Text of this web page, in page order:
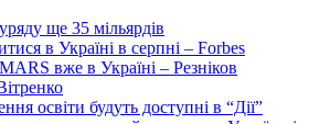
ще 35 мільярдів
в Україні в серпні – Forbes
вже в Україні – Резніков
освіти будуть доступні в “Дії”